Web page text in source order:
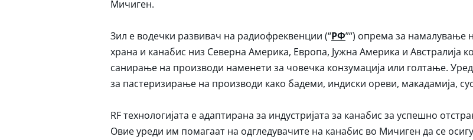
Мичиген.
Зил е водечки развивач на радиофреквенции (“РФ”“) опрема за намалување
храна и канабис низ Северна Америка, Европа, Јужна Америка и Австралија
санирање на производи наменети за човечка конзумација или голтање.
за пастеризирање на производи како бадеми, индиски ореви, макадамија,
RF технологијата е адаптирана за индустријата за канабис за успешно
Овие уреди им помагаат на одгледувачите на канабис во Мичиген да се